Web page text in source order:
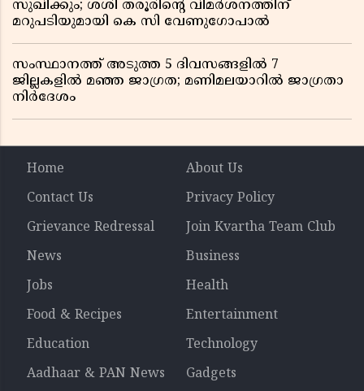
സുഖിക്കും; ശശി തരൂരിന്റെ വിമർശനത്തിന്
മറുപടിയുമായി കെ സി വേണുഗോപാൽ
സംസ്ഥാനത്ത് അടുത്ത 5 ദിവസങ്ങളിൽ 7
ജില്ലകളിൽ മഞ്ഞ ജാഗ്രത; മണിമലയാറിൽ ജാഗ്രതാ
നിർദേശം
Home
About Us
Contact Us
Privacy Policy
Grievance Redressal
Join Kvartha Team Club
News
Business
Jobs
Health
Food & Recipes
Entertainment
Education
Technology
Aadhaar & PAN News
Gadgets